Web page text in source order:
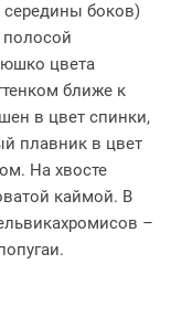
середины боков)
полосой
цвета
ближе к
в цвет спинки,
плавник в цвет
На хвосте
каймой. В
–